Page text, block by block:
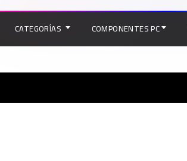
CATEGORÍAS COMPONENTES PC